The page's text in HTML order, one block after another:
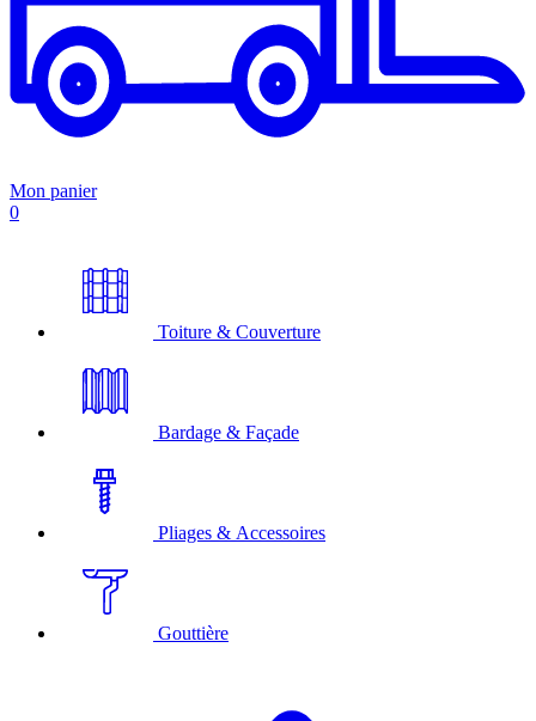
Mon panier
0
Toiture & Couverture
Bardage & Façade
Pliages & Accessoires
Gouttière